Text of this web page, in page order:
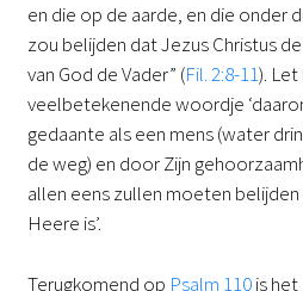
en die op de aarde, en die onder
zou belijden dat Jezus Christus
van God de Vader” (Fil. 2:8-11).
veelbetekenende woordje
gedaante als een mens (water
de weg) en door Zijn
allen eens zullen moeten belijden
Heere is’.
Terugkomend op Psalm 110is het